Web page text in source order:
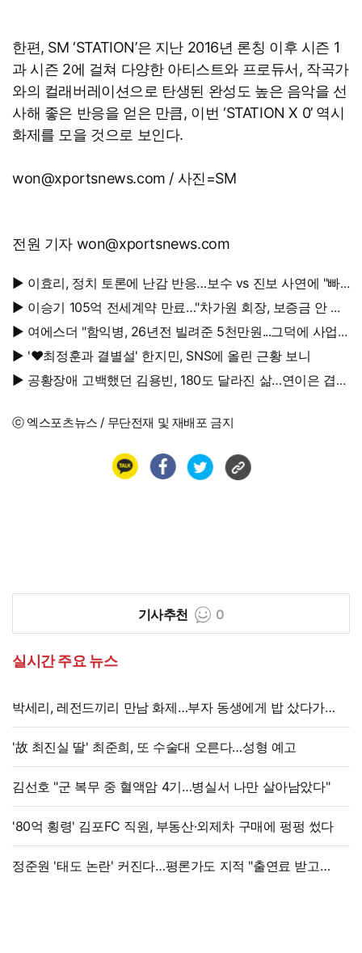
한편, SM ‘STATION’은 지난 2016년 론칭 이후 시즌 1
과 시즌 2에 걸쳐 다양한 아티스트와 프로듀서, 작곡가
와의 컬래버레이션으로 탄생된 완성도 높은 음악을 선
사해 좋은 반응을 얻은 만큼, 이번 ‘STATION X 0’ 역시
화제를 모을 것으로 보인다.
won@xportsnews.com / 사진=SM
전원 기자 won@xportsnews.com
▶ 이효리, 정치 토론에 난감 반응…보수 vs 진보 사연에 "빠
지면 안 될까요?"
▶ 이승기 105억 전세계약 만료…"차가원 회장, 보증금 안 주
면 법적 조치"
▶ 여에스더 "함익병, 26년전 빌려준 5천만원...그덕에 사업
시작"▶ '♥최정훈과 결별설' 한지민, SNS에 올린 근황 보니
▶ 공황장애 고백했던 김용빈, 180도 달라진 삶…연이은 겹경
ⓒ 엑스포츠뉴스 / 무단전재 및 재배포 금지
기사추천 0
실시간 주요 뉴스
박세리, 레전드끼리 만남 화제…부자 동생에게 밥 샀다가
'반전'
'故 최진실 딸' 최준희, 또 수술대 오른다…성형 예고
김선호 "군 복무 중 혈액암 4기…병실서 나만 살아남았다"
'80억 횡령' 김포FC 직원, 부동산·외제차 구매에 펑펑 썼다
정준원 '태도 논란' 커진다…평론가도 지적 "출연료 받고